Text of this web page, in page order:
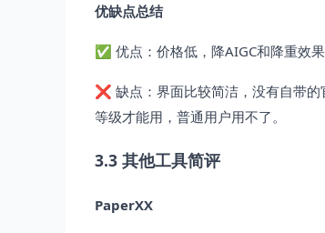
优缺点总结
✅ 优点：价格低，降AIGC和降重效
❌ 缺点：界面比较简洁，没有自带
等级才能用，普通用户用不了。
3.3 其他工具简评
PaperXX